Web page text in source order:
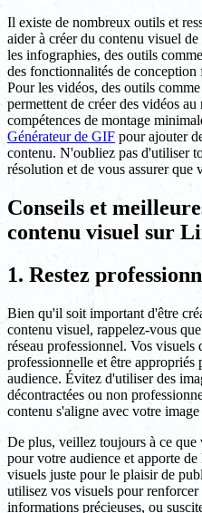
Il existe de nombreux outils et
aider à créer du contenu visuel
les infographies, des outils
des fonctionnalités de conception
Pour les vidéos, des outils
permettent de créer des vidéos
compétences de montage
Générateur de GIF pour ajouter
contenu. N'oubliez pas d'utiliser
résolution et de vous assurer que
Conseils et
contenu visuel sur
1. Restez
Bien qu'il soit important d'être
contenu visuel, rappelez-vous
réseau professionnel. Vos
professionnelle et être appropriés
audience. Évitez d'utiliser des
décontractées ou non
contenu s'aligne avec votre
De plus, veillez toujours à ce
pour votre audience et apporte
visuels juste pour le plaisir de
utilisez vos visuels pour
informations précieuses, ou